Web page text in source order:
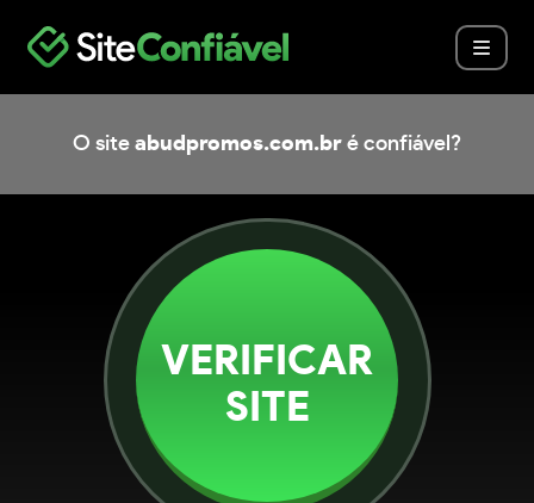
O site abudpromos.com.br é confiável?
VERIFICAR
SITE